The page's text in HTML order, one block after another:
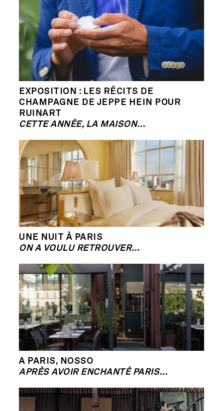
EXPOSITION : LES RÉCITS DE
CHAMPAGNE DE JEPPE HEIN POUR
RUINART
CETTE ANNÉE, LA MAISON…
UNE NUIT À PARIS
ON A VOULU RETROUVER…
A PARIS, NOSSO
APRÈS AVOIR ENCHANTÉ PARIS…